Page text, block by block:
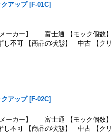
アップ [F-01C]
カー】 富士通 【モック個数
不可 【商品の状態】 中古 【ク
アップ [F-02C]
カー】 富士通 【モック個数
不可 【商品の状態】 中古 【ク